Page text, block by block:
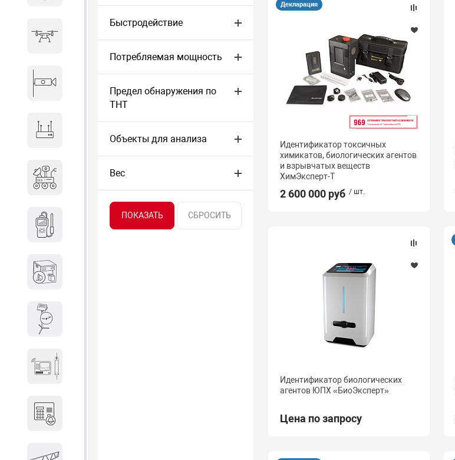
Антитеррористическое
Дозиметрическое
оборудование
Быстродействие
Потребляемая мощность
Предел обнаружения по
ТНТ
Объекты для анализа
Вес
Декларация
Идентификатор токсичных
химикатов, биологических агентов
и взрывчатых веществ
ХимЭксперт-Т
2 600 000 руб / шт.
Идентификатор биологических
агентов ЮПХ «БиоЭксперт»
Цена по запросу